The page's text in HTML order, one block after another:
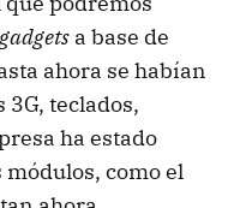
gadgets a base de
ahora se habían
teclados,
ha estado
como el